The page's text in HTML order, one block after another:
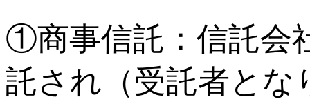
①商事信託：信託会
託され（受託者とな